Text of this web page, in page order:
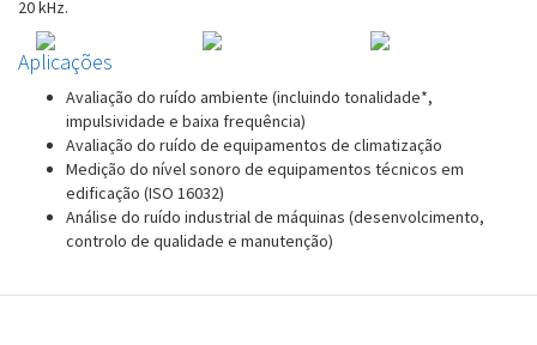
20 kHz.
Aplicações
Avaliação do ruído ambiente (incluindo tonalidade*,
impulsividade e baixa frequência)
Avaliação do ruído de equipamentos de climatização
Medição do nível sonoro de equipamentos técnicos em
edificação (ISO 16032)
Análise do ruído industrial de máquinas (desenvolcimento,
controlo de qualidade e manutenção)